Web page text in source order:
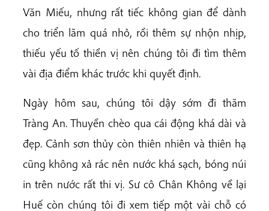
Văn Miếu, nhưng rất tiếc không gian để dành
cho triển lãm quá nhỏ, rồi thêm sự nhộn nhịp,
thiếu yếu tố thiền vị nên chúng tôi đi tìm thêm
vài địa điểm khác trước khi quyết định.
Ngày hôm sau, chúng tôi dậy sớm đi thăm
Tràng An. Thuyền chèo qua cái động khá dài và
đẹp. Cảnh sơn thủy còn thiên nhiên và thiên hạ
cũng không xả rác nên nước khá sạch, bóng núi
in trên nước rất thi vị. Sư cô Chân Không về lại
Huế còn chúng tôi đi xem tiếp một vài chỗ có